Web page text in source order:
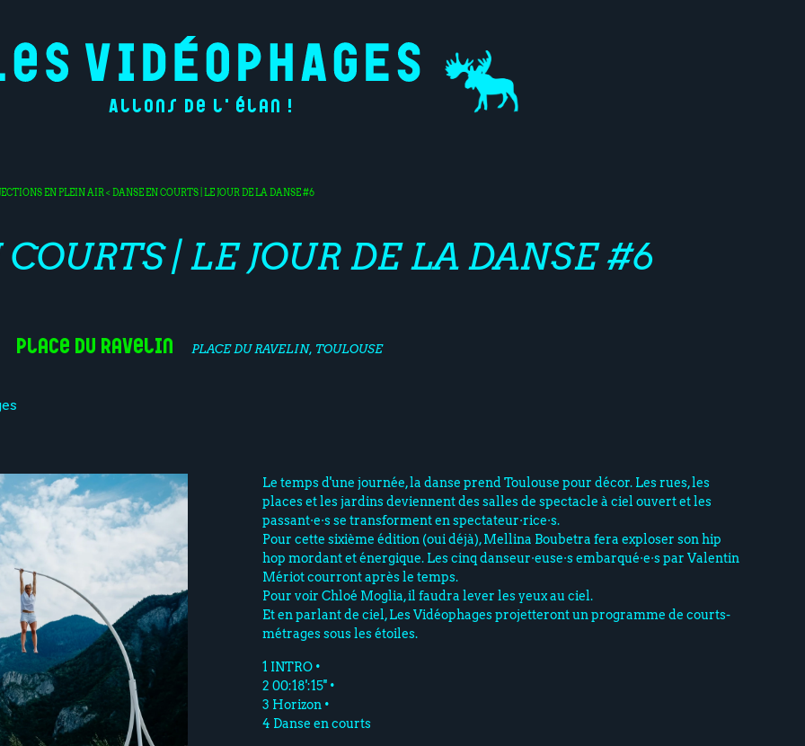
Allons de l'élan !
EN PLEIN AIR< DANSE EN COURTS | LE JOUR DE LA DANSE #6
| LE JOUR DE LA DANSE #6
Place du Ravelin PLACE DU RAVELIN, TOULOUSE
Le temps d'une journée, la danse prend Toulouse pour décor. Les rues, les
places et les jardins deviennent des salles de spectacle à ciel ouvert et les
passant·e·s se transforment en spectateur·rice·s.
Pour cette sixième édition (oui déjà), Mellina Boubetra fera exploser son hip
hop mordant et énergique. Les cinq danseur·euse·s embarqué·e·s par Valentin
Mériot courront après le temps.
Pour voir Chloé Moglia, il faudra lever les yeux au ciel.
Et en parlant de ciel, Les Vidéophages projetteront un programme de courts-
métrages sous les étoiles.
1 INTRO •
2 00:18':15'' •
3 Horizon •
4 Danse en courts